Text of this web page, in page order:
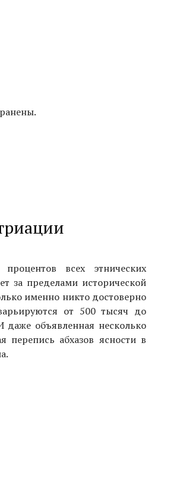
всех этнических
за пределами исторической
именно никто достоверно
от 500 тысяч до
даже объявленная несколько
перепись абхазов ясности в